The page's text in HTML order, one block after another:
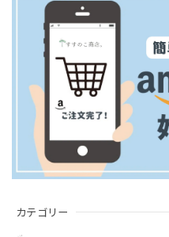
カテゴリー